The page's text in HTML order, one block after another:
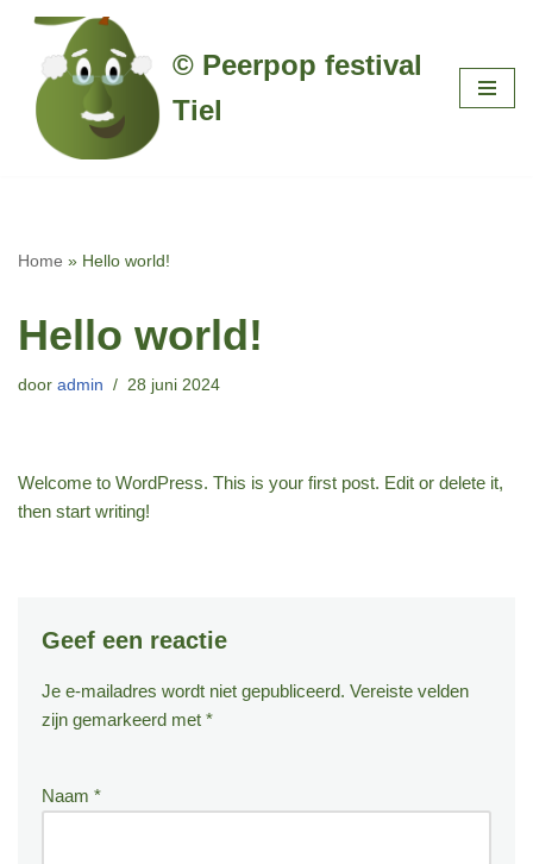
naar
de
inhoud
© Peerpop festival
Tiel
Home » Hello world!
Hello world!
door admin 28 juni 2024
Welcome to WordPress. This is your first post. Edit or delete it,
then start writing!
Geef een reactie
Je e-mailadres wordt niet gepubliceerd. Vereiste velden
zijn gemarkeerd met *
Naam *